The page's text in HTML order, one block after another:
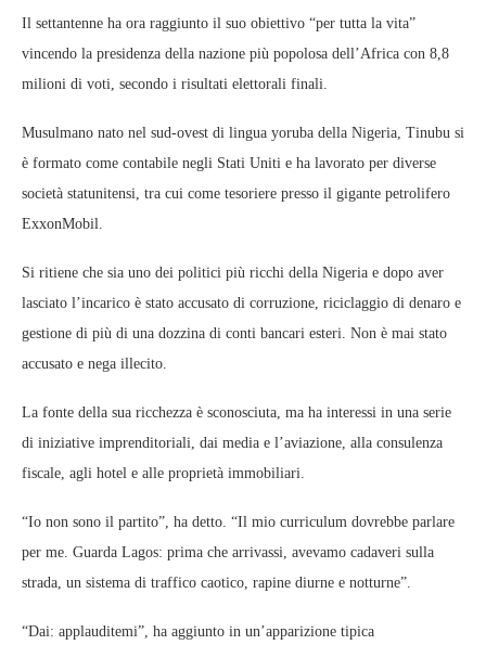
Il settantenne ha ora raggiunto il suo obiettivo “per tutta la vita”
vincendo la presidenza della nazione più popolosa dell’Africa con 8,8
milioni di voti, secondo i risultati elettorali finali.
Musulmano nato nel sud-ovest di lingua yoruba della Nigeria, Tinubu si
è formato come contabile negli Stati Uniti e ha lavorato per diverse
società statunitensi, tra cui come tesoriere presso il gigante petrolifero
ExxonMobil.
Si ritiene che sia uno dei politici più ricchi della Nigeria e dopo aver
lasciato l’incarico è stato accusato di corruzione, riciclaggio di denaro e
gestione di più di una dozzina di conti bancari esteri. Non è mai stato
accusato e nega illecito.
La fonte della sua ricchezza è sconosciuta, ma ha interessi in una serie
di iniziative imprenditoriali, dai media e l’aviazione, alla consulenza
fiscale, agli hotel e alle proprietà immobiliari.
“Io non sono il partito”, ha detto. “Il mio curriculum dovrebbe parlare
per me. Guarda Lagos: prima che arrivassi, avevamo cadaveri sulla
strada, un sistema di traffico caotico, rapine diurne e notturne”.
“Dai: applauditemi”, ha aggiunto in un’apparizione tipica